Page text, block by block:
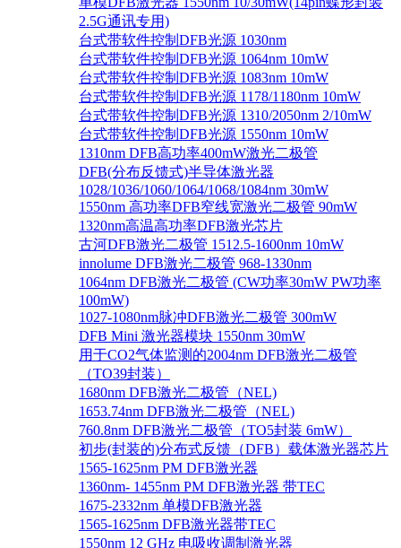
2.5G通讯专用)
台式带软件控制DFB光源 1030nm
台式带软件控制DFB光源 1064nm 10mW
台式带软件控制DFB光源 1083nm 10mW
台式带软件控制DFB光源 1178/1180nm 10mW
台式带软件控制DFB光源 1310/2050nm 2/10mW
台式带软件控制DFB光源 1550nm 10mW
1310nm DFB高功率400mW激光二极管
DFB(分布反馈式)半导体激光器
1028/1036/1060/1064/1068/1084nm 30mW
1550nm 高功率DFB窄线宽激光二极管 90mW
1320nm高温高功率DFB激光芯片
古河DFB激光二极管 1512.5-1600nm 10mW
innolume DFB激光二极管 968-1330nm
1064nm DFB激光二极管 (CW功率30mW PW功率
100mW)
1027-1080nm脉冲DFB激光二极管 300mW
DFB Mini 激光器模块 1550nm 30mW
用于CO2气体监测的2004nm DFB激光二极管
（TO39封装）
1680nm DFB激光二极管（NEL)
1653.74nm DFB激光二极管（NEL)
760.8nm DFB激光二极管（TO5封装 6mW）
初步(封装的)分布式反馈（DFB）载体激光器芯片
1565-1625nm PM DFB激光器
1360nm- 1455nm PM DFB激光器 带TEC
1675-2332nm 单模DFB激光器
1565-1625nm DFB激光器带TEC
1550nm 12 GHz 电吸收调制激光器